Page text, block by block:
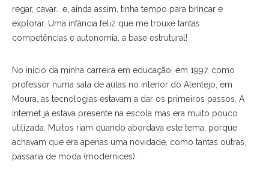
regar, cavar… e, ainda assim, tinha tempo para brincar e
explorar. Uma infância feliz que me trouxe tantas
competências e autonomia, a base estrutural!
No início da minha carreira em educação, em 1997, como
professor numa sala de aulas no interior do Alentejo, em
Moura, as tecnologias estavam a dar os primeiros passos. A
Internet já estava presente na escola mas era muito pouco
utilizada. Muitos riam quando abordava este tema, porque
achavam que era apenas uma novidade, como tantas outras,
passaria de moda (modernices).